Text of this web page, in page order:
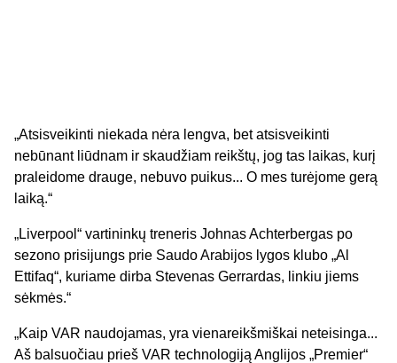
„Atsisveikinti niekada nėra lengva, bet atsisveikinti
nebūnant liūdnam ir skaudžiam reikštų, jog tas laikas, kurį
praleidome drauge, nebuvo puikus... O mes turėjome gerą
laiką.“
„Liverpool“ vartininkų treneris Johnas Achterbergas po
sezono prisijungs prie Saudo Arabijos lygos klubo „Al
Ettifaq“, kuriame dirba Stevenas Gerrardas, linkiu jiems
sėkmės.“
„Kaip VAR naudojamas, yra vienareikšmiškai neteisinga...
Aš balsuočiau prieš VAR technologiją Anglijos „Premier“